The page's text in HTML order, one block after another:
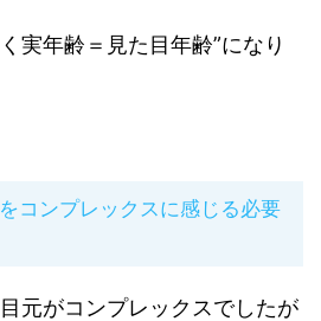
実年齢＝見た目年齢”になり
コンプレックスに感じる必要
元がコンプレックスでしたが